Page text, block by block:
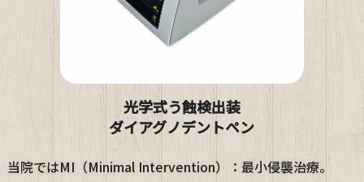
光学式う蝕検出装
ダイアグノデントペン
当院ではMI（Minimal Intervention）：最小侵襲治療。